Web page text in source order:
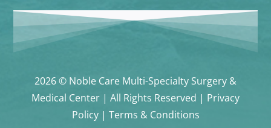
2026 © Noble Care Multi-Specialty Surgery &
Medical Center | All Rights Reserved | Privacy
Policy | Terms & Conditions